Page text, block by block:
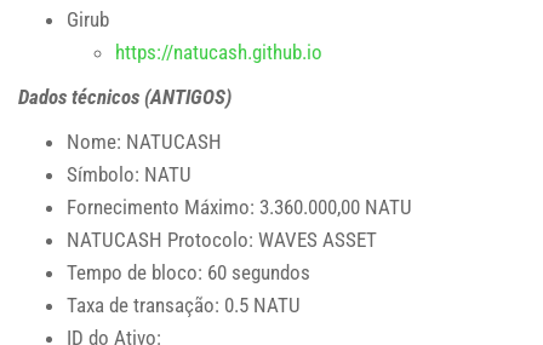
Girub
https://natucash.github.io
Dados técnicos (ANTIGOS)
Nome: NATUCASH
Símbolo: NATU
Fornecimento Máximo: 3.360.000,00 NATU
NATUCASH Protocolo: WAVES ASSET
Tempo de bloco: 60 segundos
Taxa de transação: 0.5 NATU
ID do Ativo: